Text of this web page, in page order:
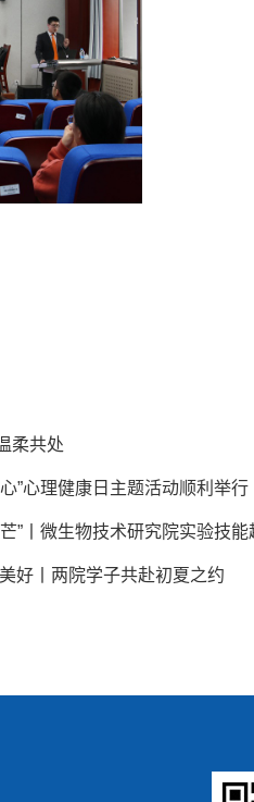
柔共处
”心理健康日主题活动顺利举行
美好丨两院学子共赴初夏之约